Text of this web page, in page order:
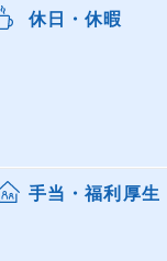
休日・休暇
手当・福利厚生